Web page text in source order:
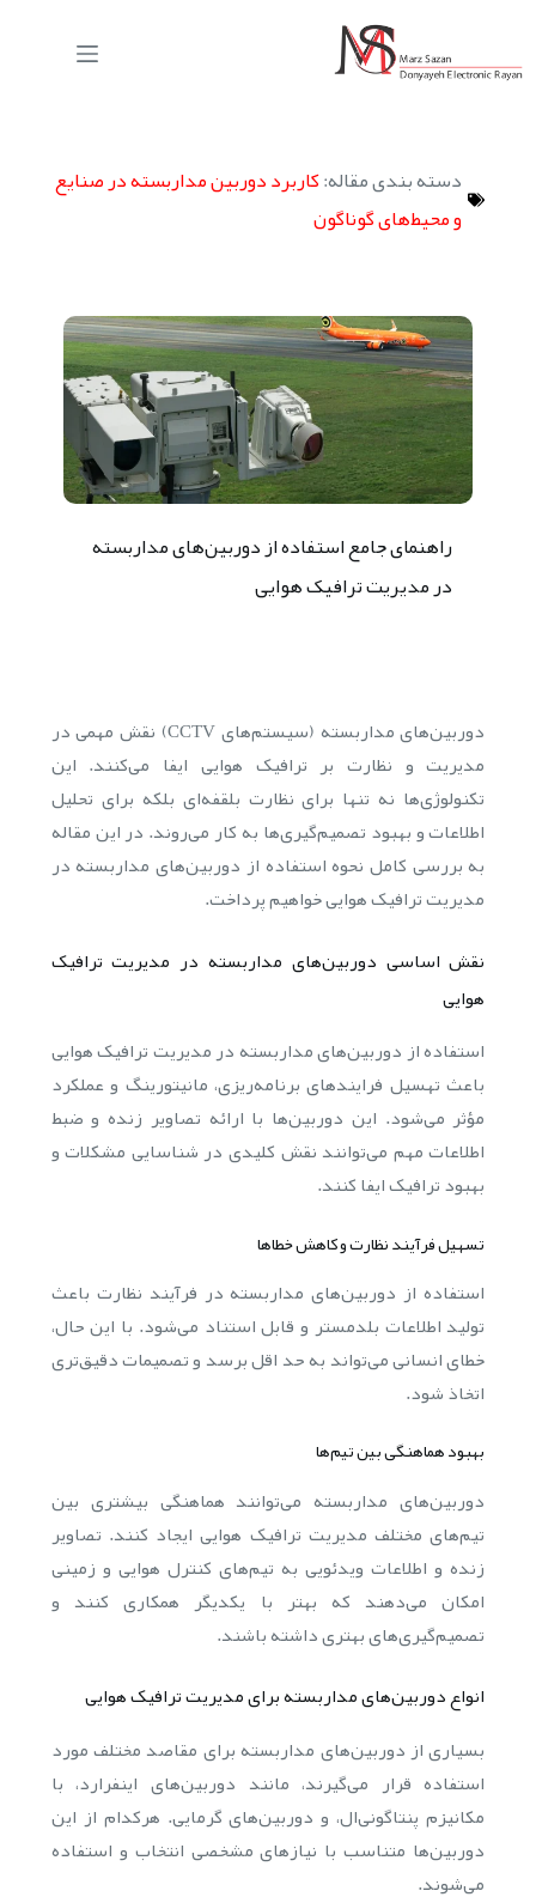
دسته بندی مقاله:کاربرد دوربین مداربسته در صنایع
و محیط‌های گوناگون
راهنمای جامع استفاده از دوربین‌های مداربسته
در مدیریت ترافیک هوایی
دوربین‌های مداربسته (سیستم‌های CCTV) نقش مهمی در
مدیریت و نظارت بر ترافیک هوایی ایفا می‌کنند. این
تکنولوژی‌ها نه تنها برای نظارت بلقفه‌ای بلکه برای تحلیل
اطلاعات و بهبود تصمیم‌گیری‌ها به کار می‌روند. در این مقاله
به بررسی کامل نحوه استفاده از دوربین‌های مداربسته در
مدیریت ترافیک هوایی خواهیم پرداخت.
نقش اساسی دوربین‌های مداربسته در مدیریت ترافیک
هوایی
استفاده از دوربین‌های مداربسته در مدیریت ترافیک هوایی
باعث تهسیل فرایندهای برنامه‌ریزی، مانیتورینگ و عملکرد
مؤثر می‌شود. این دوربین‌ها با ارائه تصاویر زنده و ضبط
اطلاعات مهم می‌توانند نقش کلیدی در شناسایی مشکلات و
بهبود ترافیک ایفا کنند.
تسهیل فرآیند نظارت و کاهش خطاها
استفاده از دوربین‌های مداربسته در فرآیند نظارت باعث
تولید اطلاعات بلدمستر و قابل استناد می‌شود. با این حال،
خطای انسانی می‌تواند به حد اقل برسد و تصمیمات دقیق‌تری
اتخاذ شود.
بهبود هماهنگی بین تیم‌ها
دوربین‌های مداربسته می‌توانند هماهنگی بیشتری بین
تیم‌های مختلف مدیریت ترافیک هوایی ایجاد کنند. تصاویر
زنده و اطلاعات ویدئویی به تیم‌های کنترل هوایی و زمینی
امکان می‌دهند که بهتر با یکدیگر همکاری کنند و
تصمیم‌گیری‌های بهتری داشته باشند.
انواع دوربین‌های مداربسته برای مدیریت ترافیک هوایی
بسیاری از دوربین‌های مداربسته برای مقاصد مختلف مورد
استفاده قرار می‌گیرند، مانند دوربین‌های اینفرارد، با
مکانیزم پنتاگونی‌ال، و دوربین‌های گرمایی. هرکدام از این
دوربین‌ها متناسب با نیازهای مشخصی انتخاب و استفاده
می‌شوند.